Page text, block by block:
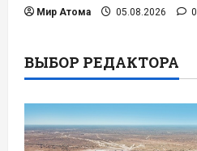
Мир Атома 05.08.2026 0
ВЫБОР РЕДАКТОРА